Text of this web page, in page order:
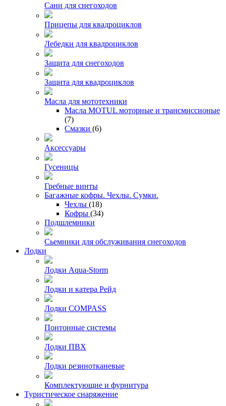
Сани для снегоходов
Прицепы для квадроциклов
Лебедки для квадроциклов
Защита для снегоходов
Защита для квадроциклов
Масла для мототехники
Масла MOTUL моторные и трансмиссионые
(7)
Смазки (6)
Аксессуары
Гусеницы
Гребные винты
Багажные кофры. Чехлы. Сумки.
Чехлы (18)
Кофры (34)
Подшлемники
Сьемники для обслуживания снегоходов
Лодки
Лодки Aqua-Storm
Лодки и катера Рейд
Лодки COMPASS
Понтонные системы
Лодки ПВХ
Лодки резинотканевые
Комплектующие и фурнитура
Туристическое снаряжение